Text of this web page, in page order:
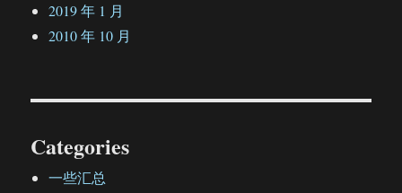
2019 年 1 月
2010 年 10 月
Categories
一些汇总